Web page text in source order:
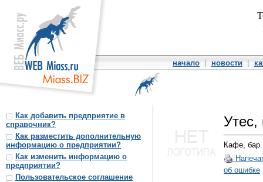
начало новости
Как добавить предприятие в
справочник?
Как разместить дополнительную
информацию о предприятии?
Как изменить информацию о
предприятии?
Пользовательское соглашение
Кафе, бар.
об ошибке